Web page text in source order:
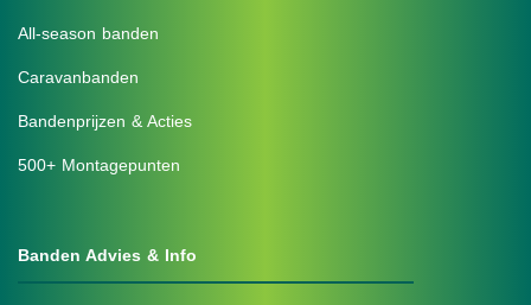
All-season banden
Caravanbanden
Bandenprijzen & Acties
500+ Montagepunten
Banden Advies & Info